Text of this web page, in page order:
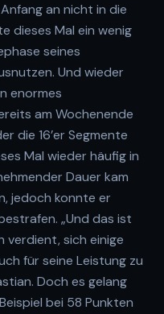
an nicht in die
dieses Mal ein wenig
seines
Und wieder
enormes
am Wochenende
die 16’er Segmente
Mal wieder häufig in
Dauer kam
jedoch konnte er
„Und das ist
verdient, sich einige
für seine Leistung zu
Doch es gelang
bei 58 Punkten